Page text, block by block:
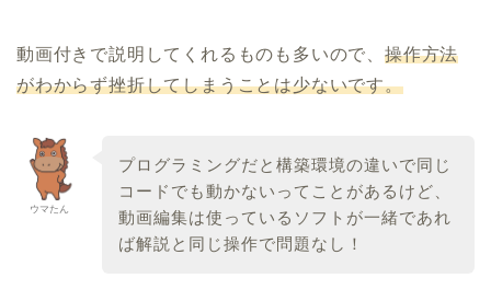
動画付きで説明してくれるものも多いので、 操作方法
がわからず挫折してしまうことは少ないです。
ウマたん
プログラミングだと構築環境の違いで同じ
コードでも動かないってことがあるけど、
動画編集は使っているソフトが一緒であれ
ば解説と同じ操作で問題なし！